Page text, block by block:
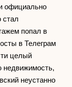
официально
стал
попал в
в Телеграм
целый
недвижимость,
неустанно